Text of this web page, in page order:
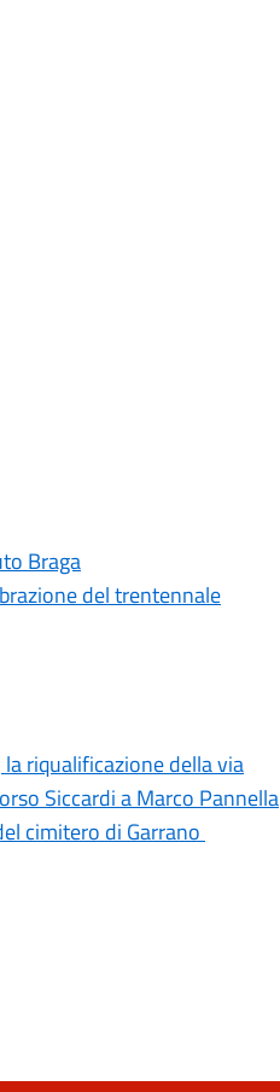
Braga
del trentennale
riqualificazione della via
Siccardi a Marco Pannella
cimitero di Garrano